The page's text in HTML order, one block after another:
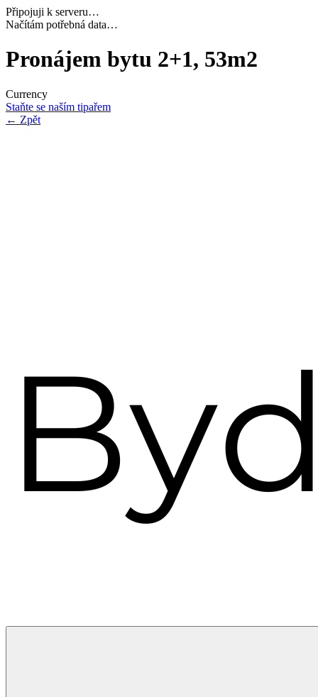
Připojuji k serveru…
Dokončuji inicializaci…
Pronájem bytu 2+1, 53m2
Currency
Staňte se naším tipařem
← Zpět